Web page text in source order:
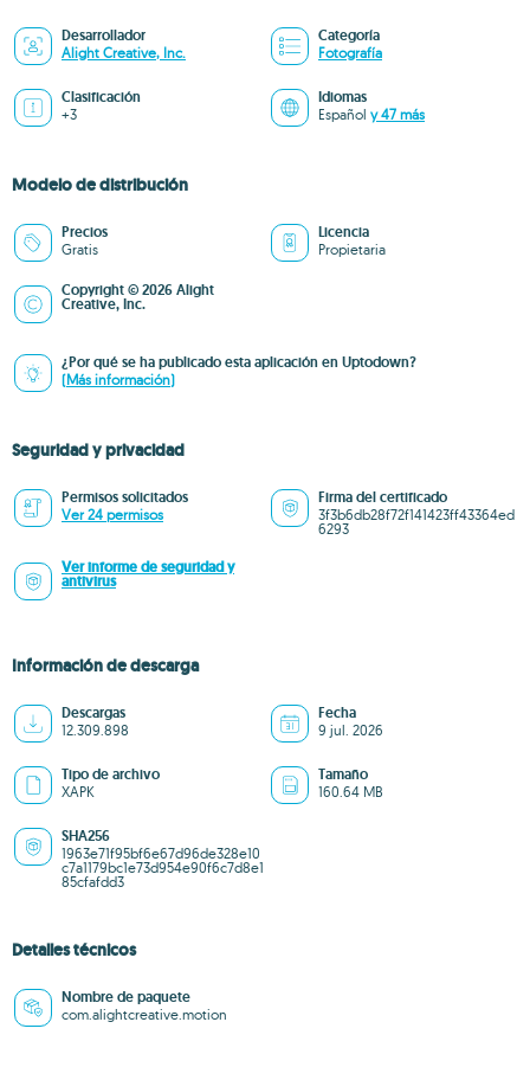
Desarrollador
Alight Creative, Inc.
Categoría
Fotografía
Clasificación
+3
Idiomas
Español y 47 más
Modelo de distribución
Precios
Gratis
Licencia
Propietaria
Copyright © 2026 Alight
Creative, Inc.
¿Por qué se ha publicado esta aplicación en Uptodown?
(Más información)
Seguridad y privacidad
Permisos solicitados
Ver 24 permisos
Firma del certificado
3f3b6db28f72f141423ff43364ed
6293
Ver informe de seguridad y
antivirus
Información de descarga
Descargas
12.309.898
Fecha
9 jul. 2026
Tipo de archivo
XAPK
Tamaño
160.64 MB
SHA256
1963e71f95bf6e67d96de328e10
c7a1179bc1e73d954e90f6c7d8e1
85cfafdd3
Detalles técnicos
Nombre de paquete
com.alightcreative.motion